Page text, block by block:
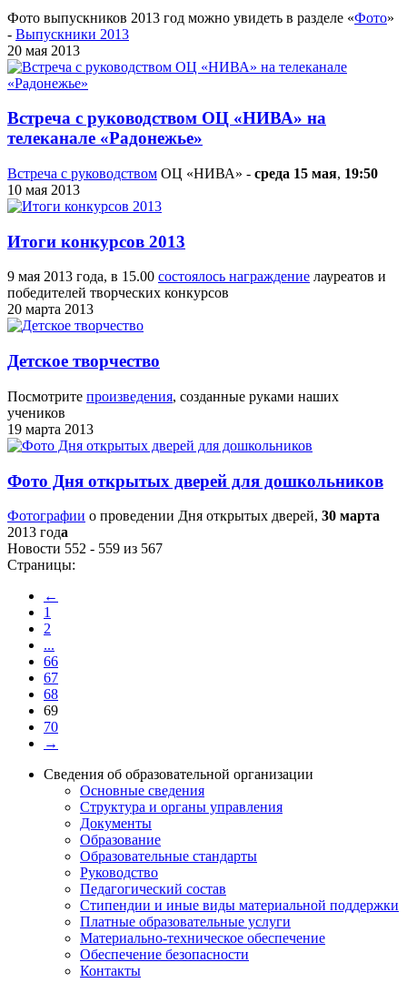
Фото выпускников 2013 год можно увидеть в разделе «Фото»
- Выпускники 2013
20 мая 2013
Встреча с руководством ОЦ «НИВА» на
телеканале «Радонежье»
Встреча с руководством ОЦ «НИВА» - среда 15 мая, 19:50
10 мая 2013
Итоги конкурсов 2013
9 мая 2013 года, в 15.00 состоялось награждение лауреатов и
победителей творческих конкурсов
20 марта 2013
Детское творчество
Посмотрите произведения, созданные руками наших
учеников
19 марта 2013
Фото Дня открытых дверей для дошкольников
Фотографии о проведении Дня открытых дверей, 30 марта
2013 года
Новости 552 - 559 из 567
Страницы:
←
1
2
...
66
67
68
69
70
→
Сведения об образовательной организации
Основные сведения
Структура и органы управления
Документы
Образование
Образовательные стандарты
Руководство
Педагогический состав
Стипендии и иные виды материальной поддержки
Платные образовательные услуги
Материально-техническое обеспечение
Обеспечение безопасности
Контакты